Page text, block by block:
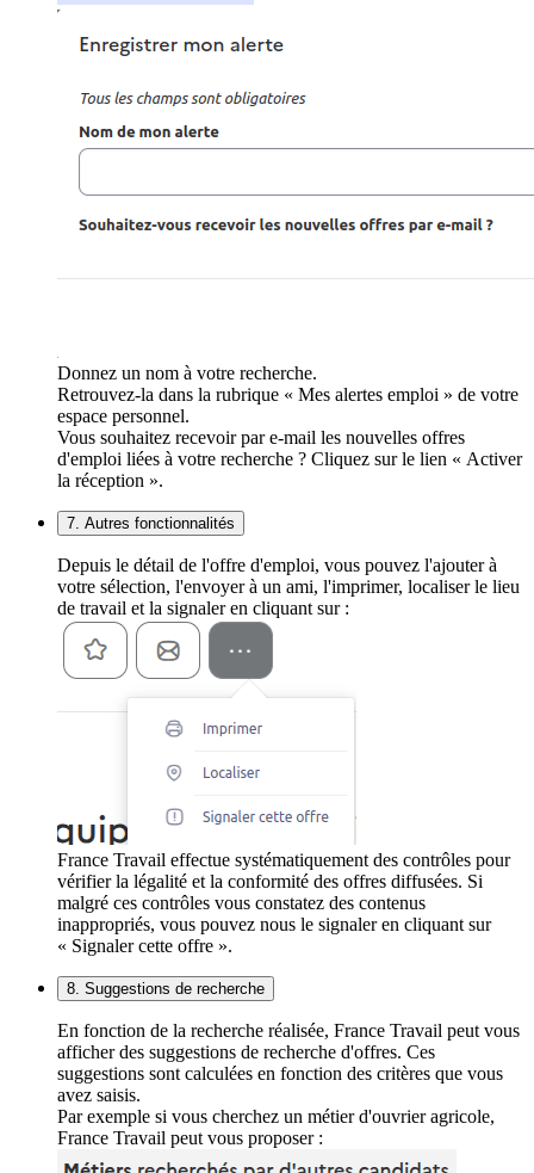
Donnez un nom à votre recherche.
Retrouvez-la dans la rubrique « Mes alertes emploi » de votre
espace personnel.
Vous souhaitez recevoir par e-mail les nouvelles offres
d'emploi liées à votre recherche ? Cliquez sur le lien « Activer
la réception ».
7. Autres fonctionnalités
Depuis le détail de l'offre d'emploi, vous pouvez l'ajouter à
votre sélection, l'envoyer à un ami, l'imprimer, localiser le lieu
de travail et la signaler en cliquant sur :
France Travail effectue systématiquement des contrôles pour
vérifier la légalité et la conformité des offres diffusées. Si
malgré ces contrôles vous constatez des contenus
inappropriés, vous pouvez nous le signaler en cliquant sur
« Signaler cette offre ».
8. Suggestions de recherche
En fonction de la recherche réalisée, France Travail peut vous
afficher des suggestions de recherche d'offres. Ces
suggestions sont calculées en fonction des critères que vous
avez saisis.
Par exemple si vous cherchez un métier d'ouvrier agricole,
France Travail peut vous proposer :